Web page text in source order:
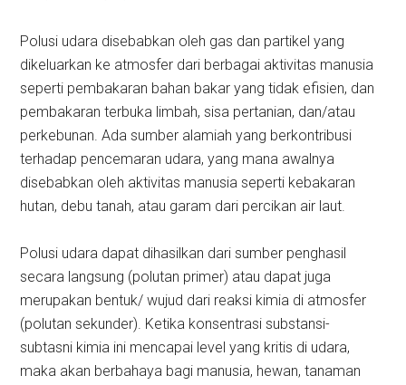
Polusi udara disebabkan oleh gas dan partikel yang
dikeluarkan ke atmosfer dari berbagai aktivitas manusia
seperti pembakaran bahan bakar yang tidak efisien, dan
pembakaran terbuka limbah, sisa pertanian, dan/atau
perkebunan. Ada sumber alamiah yang berkontribusi
terhadap pencemaran udara, yang mana awalnya
disebabkan oleh aktivitas manusia seperti kebakaran
hutan, debu tanah, atau garam dari percikan air laut.
Polusi udara dapat dihasilkan dari sumber penghasil
secara langsung (polutan primer) atau dapat juga
merupakan bentuk/ wujud dari reaksi kimia di atmosfer
(polutan sekunder). Ketika konsentrasi substansi-
subtasni kimia ini mencapai level yang kritis di udara,
maka akan berbahaya bagi manusia, hewan, tanaman